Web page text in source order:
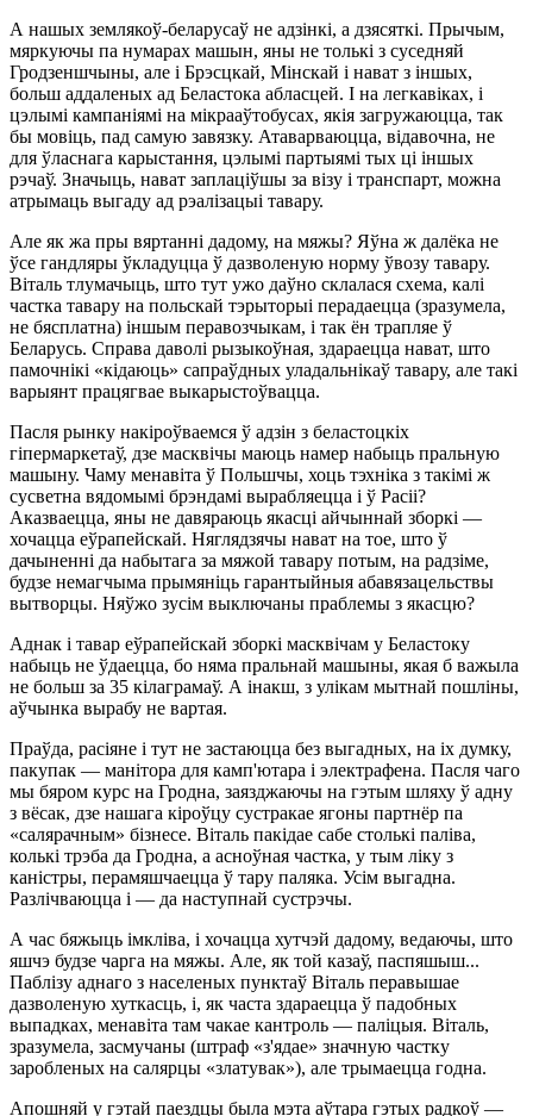
А нашых землякоў-беларусаў не адзінкі, а дзясяткі. Прычым,
мяркуючы па нумарах машын, яны не толькі з суседняй
Гродзеншчыны, але і Брэсцкай, Мінскай і нават з іншых,
больш аддаленых ад Беластока абласцей. І на легкавіках, і
цэлымі кампаніямі на мікрааўтобусах, якія загружаюцца, так
бы мовіць, пад самую завязку. Атаварваюцца, відавочна, не
для ўласнага карыстання, цэлымі партыямі тых ці іншых
рэчаў. Значыць, нават заплаціўшы за візу і транспарт, можна
атрымаць выгаду ад рэалізацыі тавару.
Але як жа пры вяртанні дадому, на мяжы? Яўна ж далёка не
ўсе гандляры ўкладуцца ў дазволеную норму ўвозу тавару.
Віталь тлумачыць, што тут ужо даўно склалася схема, калі
частка тавару на польскай тэрыторыі перадаецца (зразумела,
не бясплатна) іншым перавозчыкам, і так ён трапляе ў
Беларусь. Справа даволі рызыкоўная, здараецца нават, што
памочнікі «кідаюць» сапраўдных уладальнікаў тавару, але такі
варыянт працягвае выкарыстоўвацца.
Пасля рынку накіроўваемся ў адзін з беластоцкіх
гіпермаркетаў, дзе масквічы маюць намер набыць пральную
машыну. Чаму менавіта ў Польшчы, хоць тэхніка з такімі ж
сусветна вядомымі брэндамі вырабляецца і ў Расіі?
Аказваецца, яны не давяраюць якасці айчыннай зборкі —
хочацца еўрапейскай. Няглядзячы нават на тое, што ў
дачыненні да набытага за мяжой тавару потым, на радзіме,
будзе немагчыма прымяніць гарантыйныя абавязацельствы
вытворцы. Няўжо зусім выключаны праблемы з якасцю?
Аднак і тавар еўрапейскай зборкі масквічам у Беластоку
набыць не ўдаецца, бо няма пральнай машыны, якая б важыла
не больш за 35 кілаграмаў. А інакш, з улікам мытнай пошліны,
аўчынка вырабу не вартая.
Праўда, расіяне і тут не застаюцца без выгадных, на іх думку,
пакупак — манітора для камп'ютара і электрафена. Пасля чаго
мы бяром курс на Гродна, заязджаючы на гэтым шляху ў адну
з вёсак, дзе нашага кіроўцу сустракае ягоны партнёр па
«салярачным» бізнесе. Віталь пакідае сабе столькі паліва,
колькі трэба да Гродна, а асноўная частка, у тым ліку з
каністры, перамяшчаецца ў тару паляка. Усім выгадна.
Разлічваюцца і — да наступнай сустрэчы.
А час бяжыць імкліва, і хочацца хутчэй дадому, ведаючы, што
яшчэ будзе чарга на мяжы. Але, як той казаў, паспяшыш...
Паблізу аднаго з населеных пунктаў Віталь перавышае
дазволеную хуткасць, і, як часта здараецца ў падобных
выпадках, менавіта там чакае кантроль — паліцыя. Віталь,
зразумела, засмучаны (штраф «з'ядае» значную частку
заробленых на салярцы «златувак»), але трымаецца годна.
Апошняй у гэтай паездцы была мэта аўтара гэтых радкоў —